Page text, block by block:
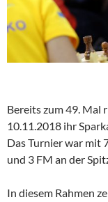
Bereits zum 49. Mal
10.11.2018 ihr
Das Turnier war mit
und 3 FM an der
In diesem Rahmen